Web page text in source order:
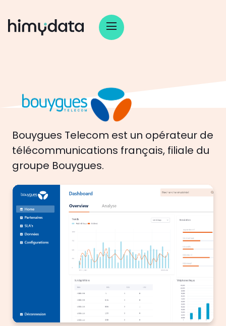
Bouygues Telecom est un opérateur de
télécommunications français, filiale du
groupe Bouygues.